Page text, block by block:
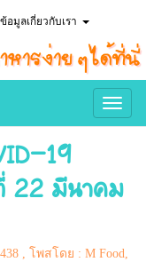
ข้อมูลเกี่ยวกับเรา
19
22 มีนาคม
, โพสโดย : M Food,